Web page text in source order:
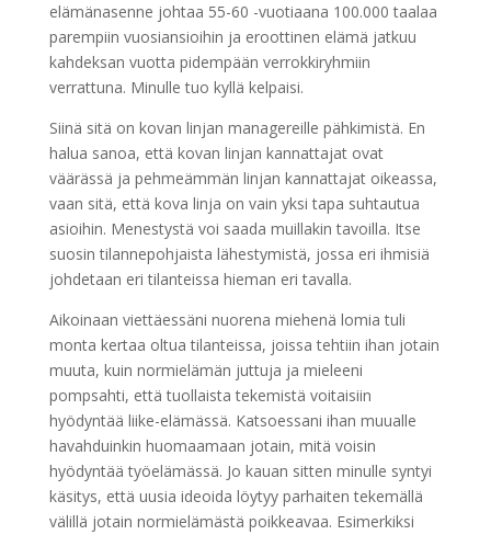
elämänasenne johtaa 55-60 -vuotiaana 100.000 taalaa
parempiin vuosiansioihin ja eroottinen elämä jatkuu
kahdeksan vuotta pidempään verrokkiryhmiin
verrattuna. Minulle tuo kyllä kelpaisi.
Siinä sitä on kovan linjan managereille pähkimistä. En
halua sanoa, että kovan linjan kannattajat ovat
väärässä ja pehmeämmän linjan kannattajat oikeassa,
vaan sitä, että kova linja on vain yksi tapa suhtautua
asioihin. Menestystä voi saada muillakin tavoilla. Itse
suosin tilannepohjaista lähestymistä, jossa eri ihmisiä
johdetaan eri tilanteissa hieman eri tavalla.
Aikoinaan viettäessäni nuorena miehenä lomia tuli
monta kertaa oltua tilanteissa, joissa tehtiin ihan jotain
muuta, kuin normielämän juttuja ja mieleeni
pompsahti, että tuollaista tekemistä voitaisiin
hyödyntää liike-elämässä. Katsoessani ihan muualle
havahduinkin huomaamaan jotain, mitä voisin
hyödyntää työelämässä. Jo kauan sitten minulle syntyi
käsitys, että uusia ideoida löytyy parhaiten tekemällä
välillä jotain normielämästä poikkeavaa. Esimerkiksi